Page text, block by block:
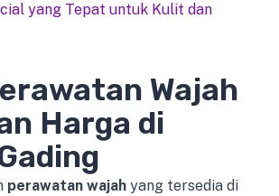
yang Tepat untuk Kulit dan
Wajah
Harga di
perawatan wajah yang tersedia di